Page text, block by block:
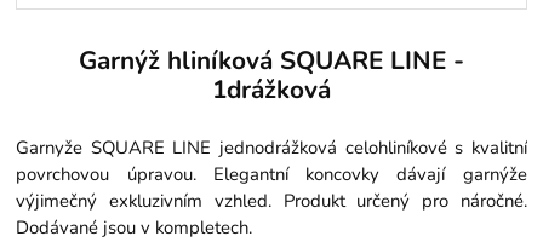
Garnýž hliníková SQUARE LINE -
1drážková
Garnyže SQUARE LINE jednodrážková celohliníkové s kvalitní
povrchovou úpravou. Elegantní koncovky dávají garnýže
výjimečný exkluzivním vzhled. Produkt určený pro náročné.
Dodávané jsou v kompletech.